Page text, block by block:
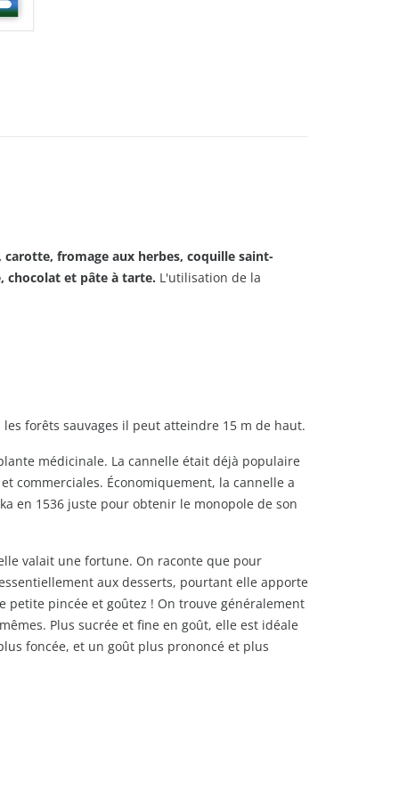
fromage aux herbes, coquille saint-
chocolat et pâte à tarte. L'utilisation de la
forêts sauvages il peut atteindre 15 m de haut.
médicinale. La cannelle était déjà populaire
commerciales. Économiquement, la cannelle a
en 1536 juste pour obtenir le monopole de son
valait une fortune. On raconte que pour
aux desserts, pourtant elle apporte
pincée et goûtez ! On trouve généralement
Plus sucrée et fine en goût, elle est idéale
foncée, et un goût plus prononcé et plus